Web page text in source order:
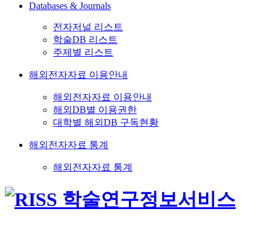
Databases & Journals
전자저널 리스트
학술DB 리스트
주제별 리스트
해외전자자료 이용안내
해외전자자료 이용안내
해외DB별 이용권한
대학별 해외DB 구독현황
해외전자자료 통계
해외전자자료 통계